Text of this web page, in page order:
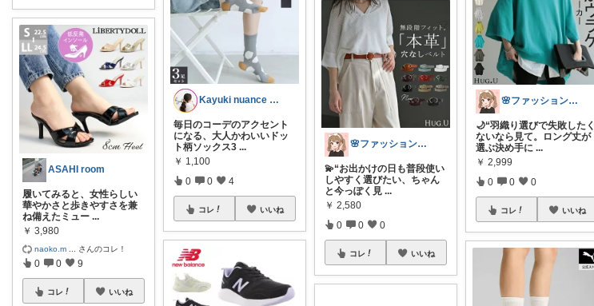
ASAHI room
履いてみると、女性らしい
華やかさと歩きやすさを兼
ね備えたミュー ...
￥ 3,980
naoko.m さんのコレ！
0 0 9
コレ いいね
Kayuki nuance closet
毎日のコーデのアクセント
になる、大人かわいいドッ
ト柄ソックス3 ...
￥ 1,100
0 0 4
コレ いいね
🌸ファッションハナコの可愛さラボ🌸
💫“お出かけの日も普段使い
しやすく選びたい、ちゃん
と今っぽく見 ...
￥ 2,580
0 0 0
コレ いいね
🌸ファッションハナコの可愛さラボ🌸
🌙“羽織り選びで失敗したく
ないなら見て。ロング丈が
選ぶ決め手に ...
￥ 2,999
0 0 0
コレ いいね